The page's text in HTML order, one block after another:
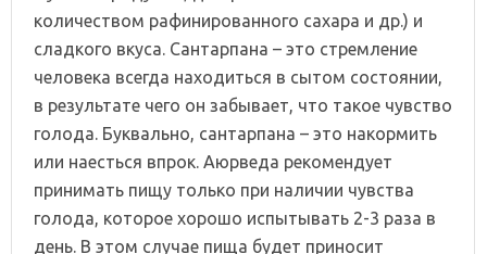
количеством рафинированного сахара и др.) и
сладкого вкуса. Сантарпана – это стремление
человека всегда находиться в сытом состоянии,
в результате чего он забывает, что такое чувство
голода. Буквально, сантарпана – это накормить
или наесться впрок. Аюрведа рекомендует
принимать пищу только при наличии чувства
голода, которое хорошо испытывать 2-3 раза в
день. В этом случае пища будет приносит